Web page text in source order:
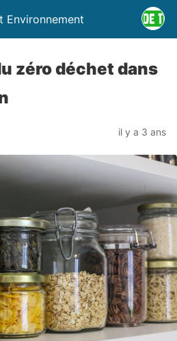
Environnement
zéro déchet dans
il y a 3 ans